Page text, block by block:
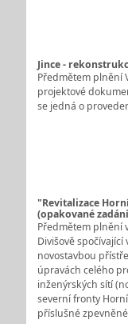
Jince -
Předmětem plnění
projektové
se jedná o
"Revitalizace
(opakované
Předmětem plnění
Divišově
novostavbou
úpravách celého
inženýrských sítí
severní fronty
příslušné